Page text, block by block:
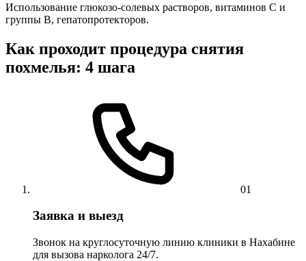
Использование глюкозо-солевых растворов, витаминов C и
группы B, гепатопротекторов.
Как проходит процедура снятия
похмелья: 4 шага
01
Заявка и выезд
Звонок на круглосуточную линию клиники в Нахабине
для вызова нарколога 24/7.